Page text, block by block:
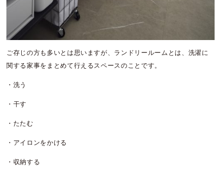
ご存じの方も多いとは思いますが、ランドリールームとは、洗濯に
関する家事をまとめて行えるスペースのことです。
・洗う
・干す
・たたむ
・アイロンをかける
・収納する